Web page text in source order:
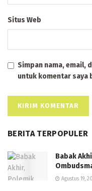
Situs Web
Simpan nama, email,
untuk komentar saya
BERITA TERPOPULER
Babak
Agustus 19,